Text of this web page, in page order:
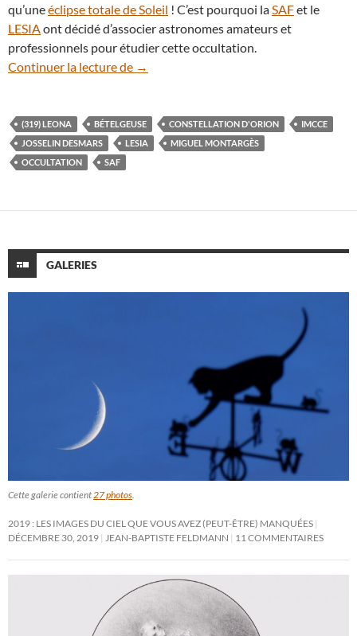
qu’uneéclipse totale de Soleil ! C’est pourquoi la SAFet le
LESIA ont décidé d’associer astronomes amateurs et
professionnels pour étudier cette occultation.
Continuer la lecture de
L’occultation de Bételgeuse s’annonce
→
(319) LEONA BÉTELGEUSE CONSTELLATION D'ORION
IMCCE
JOSSELIN DESMARS
LESIA
MIGUEL MONTARGÈS
OCCULTATION
SAF
GALERIES
Cette galerie contient 27 photos
2019 : LES IMAGES DU CIEL QUE VOUS AVEZ (PEUT-ÊTRE) MANQUÉES
DÉCEMBRE 30, 2019
JEAN-BAPTISTE FELDMANN 11 COMMENTAIRES